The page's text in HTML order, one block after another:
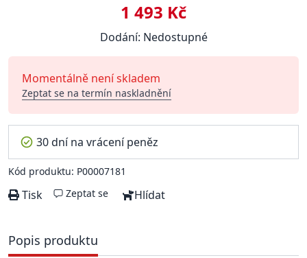
1 493 Kč
Dodání: Nedostupné
Momentálně není skladem
Zeptat se na termín naskladnění
30 dní na vrácení peněz
Kód produktu: P00007181
Tisk Zeptat se Hlídat
Popis produktu